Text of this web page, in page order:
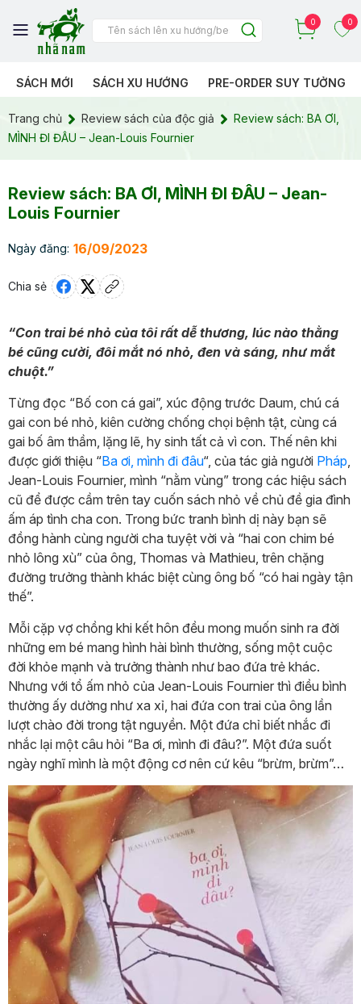
0 0
SÁCH MỚI SÁCH XU HƯỚNG PRE-ORDER SUY TƯỞNG
Trang chủ Review sách của độc giả
Review sách: BA ƠI,
MÌNH ĐI ĐÂU – Jean-Louis Fournier
Review sách: BA ƠI, MÌNH ĐI ĐÂU – Jean-
Louis Fournier
Ngày đăng: 16/09/2023
Chia sẻ
“Con trai bé nhỏ của tôi rất dễ thương, lúc nào thằng
bé cũng cười, đôi mắt nó nhỏ, đen và sáng, như mắt
chuột.”
Từng đọc “Bố con cá gai”, xúc động trước Daum, chú cá
gai con bé nhỏ, kiên cường chống chọi bệnh tật, cùng cá
gai bố âm thầm, lặng lẽ, hy sinh tất cả vì con. Thế nên khi
được giới thiệu “Ba ơi, mình đi đâu“, của tác giả người Pháp
Jean-Louis Fournier, mình “nằm vùng” trong các hiệu sách
cũ để được cầm trên tay cuốn sách nhỏ về chủ đề gia đình
ấm áp tình cha con. Trong bức tranh bình dị này bạn sẽ
đồng hành cùng người cha tuyệt vời và “hai con chim bé
nhỏ lông xù” của ông, Thomas và Mathieu, trên chặng
đường trưởng thành khác biệt cùng ông bố “có hai ngày tận
thế”.
Mỗi cặp vợ chồng khi kết hôn đều mong muốn sinh ra đời
những em bé mang hình hài bình thường, sống một cuộc
đời khỏe mạnh và trưởng thành như bao đứa trẻ khác.
Nhưng với tổ ấm nhỏ của Jean-Louis Fournier thì điều bình
thường ấy dường như xa xỉ, hai đứa con trai của ông lần
lượt chào đời trong tật nguyền. Một đứa chỉ biết nhắc đi
nhắc lại một câu hỏi “Ba ơi, mình đi đâu?”. Một đứa suốt
ngày nghĩ mình là một động cơ nên cứ kêu “brừm, brừm”…